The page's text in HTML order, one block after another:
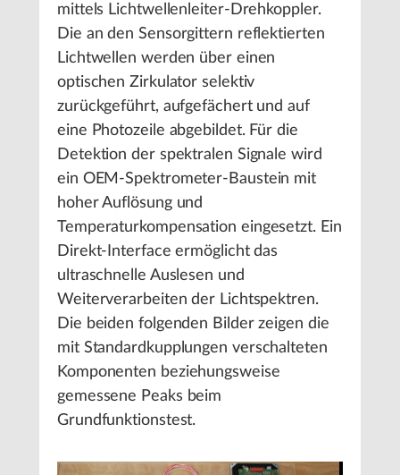
mittels Lichtwellenleiter-Drehkoppler.
Die an den Sensorgittern reflektierten
Lichtwellen werden über einen
optischen Zirkulator selektiv
zurückgeführt, aufgefächert und auf
eine Photozeile abgebildet. Für die
Detektion der spektralen Signale wird
ein OEM-Spektrometer-Baustein mit
hoher Auflösung und
Temperaturkompensation eingesetzt. Ein
Direkt-Interface ermöglicht das
ultraschnelle Auslesen und
Weiterverarbeiten der Lichtspektren.
Die beiden folgenden Bilder zeigen die
mit Standardkupplungen verschalteten
Komponenten beziehungsweise
gemessene Peaks beim
Grundfunktionstest.